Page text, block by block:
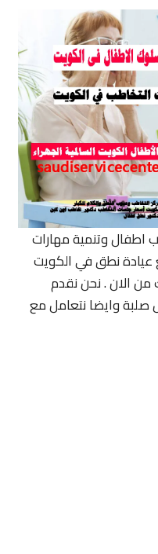
اطفال وتنمية مهارات
عيادة نطق في الكويت
الان . نحن نقدم
صلبة وايضا نتعامل مع